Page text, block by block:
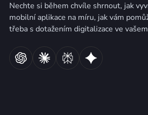
Nechte si během chvíle shrnout, jak
mobilní aplikace na míru, jak vám
třeba s dotažením digitalizace ve